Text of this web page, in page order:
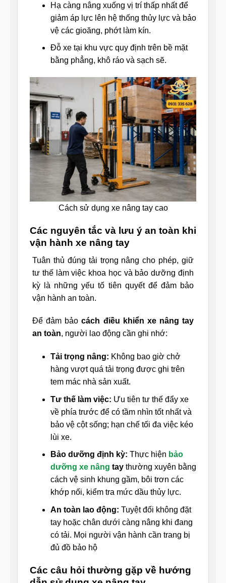
Hạ càng nâng xuống vị trí thấp nhất để
giảm áp lực lên hệ thống thủy lực và bảo
vệ các gioăng, phớt làm kín.
Đỗ xe tại khu vực quy định trên bề mặt
bằng phẳng, khô ráo và sạch sẽ.
Cách sử dụng xe nâng tay cao
Các nguyên tắc và lưu ý an toàn khi
vận hành xe nâng tay
Tuân thủ đúng tải trọng nâng cho phép, giữ
tư thế làm việc khoa học và bảo dưỡng định
kỳ là những yếu tố tiên quyết để đảm bảo
vận hành an toàn.
Để đảm bảocách điều khiển xe nâng tay
an toàn, người lao động cần ghi nhớ:
Tải trọng nâng: Không bao giờ chở
hàng vượt quá tải trọng được ghi trên
tem mác nhà sản xuất.
Tư thế làm việc: Ưu tiên tư thế đẩy xe
về phía trước để có tầm nhìn tốt nhất và
bảo vệ cột sống; hạn chế tối đa việc kéo
lùi xe.
Bảo dưỡng định kỳ: Thực hiện bảo
dưỡng xe nâng taythường xuyên bằng
cách vệ sinh khung gầm, bôi trơn các
khớp nối, kiểm tra mức dầu thủy lực.
An toàn lao động: Tuyệt đối không đặt
tay hoặc chân dưới càng nâng khi đang
có tải. Mọi người vận hành cần trang bị
đủ đồ bảo hộ
Các câu hỏi thường gặp về hướng